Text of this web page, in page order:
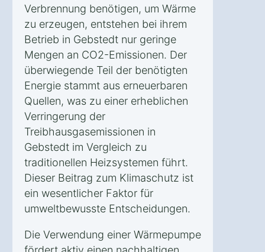
Verbrennung benötigen, um Wärme
zu erzeugen, entstehen bei ihrem
Betrieb in Gebstedt nur geringe
Mengen an CO2-Emissionen. Der
überwiegende Teil der benötigten
Energie stammt aus erneuerbaren
Quellen, was zu einer erheblichen
Verringerung der
Treibhausgasemissionen in
Gebstedt im Vergleich zu
traditionellen Heizsystemen führt.
Dieser Beitrag zum Klimaschutz ist
ein wesentlicher Faktor für
umweltbewusste Entscheidungen.
Die Verwendung einer Wärmepumpe